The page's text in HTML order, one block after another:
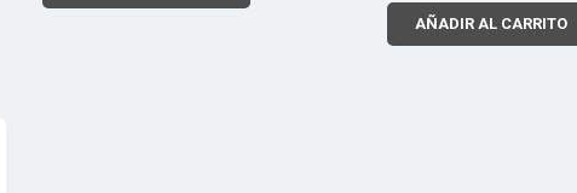
AÑADIR AL CARRITO